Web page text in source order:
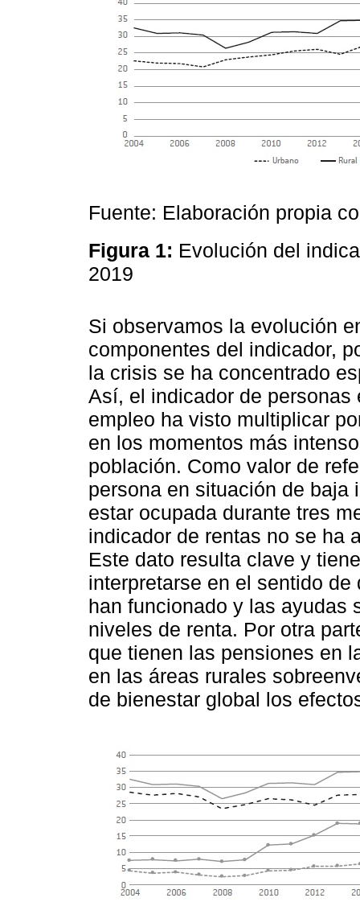
Fuente: Elaboración propia
Figura 1: Evolución del
2019
Si observamos la evolución
componentes del indicador,
la crisis se ha concentrado
Así, el indicador de
empleo ha visto multiplicar
en los momentos más
población. Como valor de
persona en situación de baja
estar ocupada durante tres
indicador de rentas no se ha
Este dato resulta clave y
interpretarse en el sentido
han funcionado y las ayudas
niveles de renta. Por otra
que tienen las pensiones en
en las áreas rurales
de bienestar global los